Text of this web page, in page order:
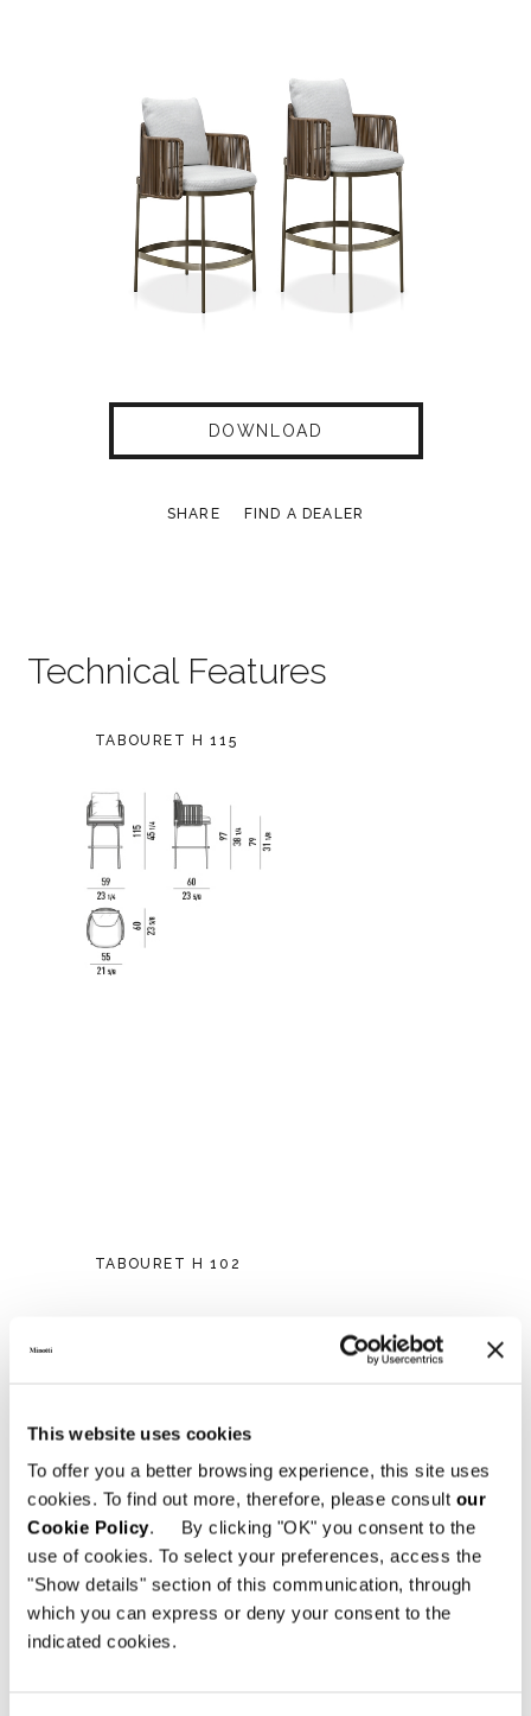
This website uses cookies
To offer you a better browsing experience, this site uses
cookies. To find out more, therefore, please consult our
Cookie Policy. By clicking "OK" you consent to the
use of cookies. To select your preferences, access the
"Show details" section of this communication, through
which you can express or deny your consent to the
indicated cookies.
DOWNLOAD
SHARE FIND A DEALER
Technical Features
TABOURET H 115
TABOURET H 102